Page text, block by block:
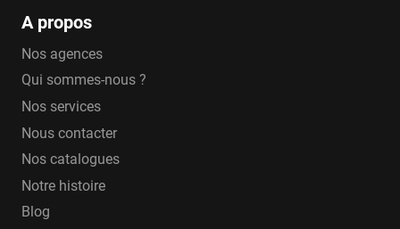
A propos
Nos agences
Qui sommes-nous ?
Nos services
Nous contacter
Nos catalogues
Notre histoire
Blog